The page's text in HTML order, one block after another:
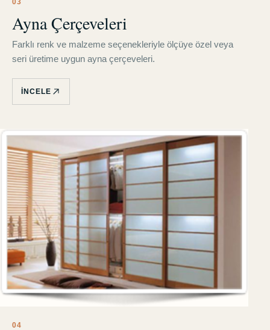
03
Ayna Çerçeveleri
Farklı renk ve malzeme seçenekleriyle ölçüye özel veya
seri üretime uygun ayna çerçeveleri.
İNCELE
04